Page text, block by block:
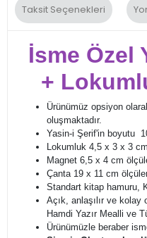
Taksit Seçenekleri
İsme Özel
+
Ürünümüz opsiyon
oluşmaktadır.
Yasin-i Şerif'in boyutu
Lokumluk 4,5 x 3 x 3
Magnet 6,5 x 4 cm
Çanta 19 x 11 cm
Standart kitap hamuru,
Açık, anlaşılır ve kolay
Hamdi Yazır Mealli ve
Ürünümüzle beraber